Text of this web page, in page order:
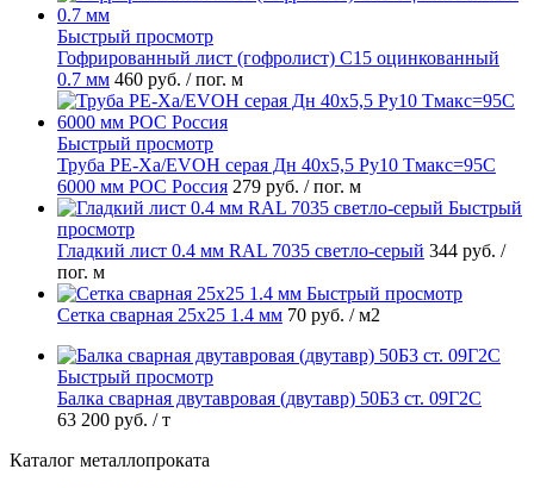
Быстрый просмотр
Гофрированный лист (гофролист) С15 оцинкованный
0.7 мм 460 руб. / пог. м
Быстрый просмотр
Труба PE-Xa/EVOH серая Дн 40х5,5 Ру10 Тмакс=95C
6000 мм РОС Россия 279 руб. / пог. м
Быстрый
просмотр
Гладкий лист 0.4 мм RAL 7035 светло-серый 344 руб. /
пог. м
Быстрый просмотр
Сетка сварная 25х25 1.4 мм 70 руб. / м2
Быстрый просмотр
Балка сварная двутавровая (двутавр) 50Б3 ст. 09Г2С
63 200 руб. / т
Каталог металлопроката